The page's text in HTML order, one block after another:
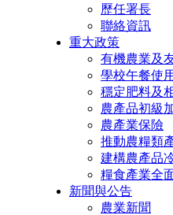
歷任署長
聯絡資訊
重大政策
有機農業及
學校午餐使
穩定肥料及
農產品初級
農產業保險
推動農糧類
建構農產品
糧食產業全
新聞與公告
農業新聞